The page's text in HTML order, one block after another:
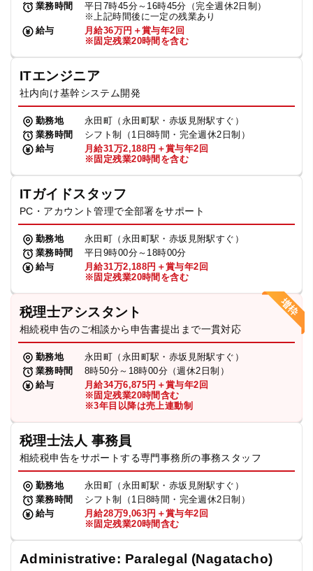
業務時間
平日7時45分～16時45分（完全週休2日制）
※上記時間後に一定の残業あり
給与
月給36万円＋賞与年2回
※固定残業20時間を含む
ITエンジニア
社内向け基幹システム開発
勤務地
永田町（永田町駅・赤坂見附駅すぐ）
業務時間
シフト制（1日8時間・完全週休2日制）
給与
月給31万2,188円＋賞与年2回
※固定残業20時間を含む
ITガイドスタッフ
PC・アカウント管理で全部署をサポート
勤務地
永田町（永田町駅・赤坂見附駅すぐ）
業務時間
平日9時00分～18時00分
給与
月給31万2,188円＋賞与年2回
※固定残業20時間を含む
税理士アシスタント
相続税申告のご相談から申告書提出まで一貫対応
勤務地
永田町（永田町駅・赤坂見附駅すぐ）
業務時間
8時50分～18時00分（週休2日制）
給与
月給34万6,875円＋賞与年2回
※固定残業20時間含む
※3年目以降は売上連動制
税理士法人 事務員
相続税申告をサポートする専門事務所の事務スタッフ
勤務地
永田町（永田町駅・赤坂見附駅すぐ）
業務時間
シフト制（1日8時間・完全週休2日制）
給与
月給28万9,063円＋賞与年2回
※固定残業20時間含む
Administrative: Paralegal (Nagatacho)